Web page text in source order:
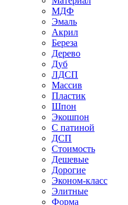
МДФ
Эмаль
Акрил
Береза
Дерево
Дуб
ЛДСП
Массив
Пластик
Шпон
Экошпон
С патиной
ДСП
Стоимость
Дешевые
Дорогие
Эконом-класс
Элитные
Форма